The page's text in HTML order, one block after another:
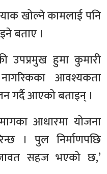
खोल्ने कामलाई पनि
बताए ।
उपप्रमुख हुमा कुमारी
आवश्यकता
गर्दै आएको बताइन् ।
आधारमा योजना
। पुल निर्माणपछि
सहज भएको छ,’